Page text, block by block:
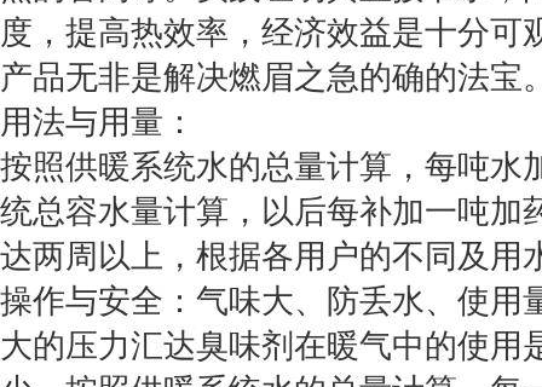
度，提高热效率，经济效益是十分
产品无非是解决燃眉之急的确的法宝
用法与用量：
按照供暖系统水的总量计算，每吨水
统总容水量计算，以后每补加一吨加
达两周以上，根据各用户的不同及用
操作与安全：气味大、防丢水、使用
大的压力汇达臭味剂在暖气中的使用